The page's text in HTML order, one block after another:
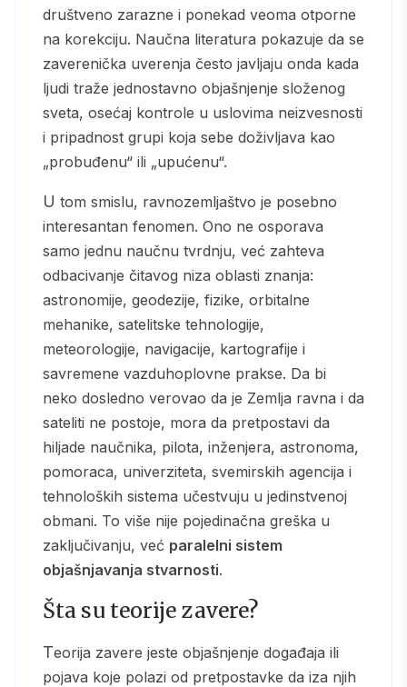
društveno zarazne i ponekad veoma otporne
na korekciju. Naučna literatura pokazuje da se
zaverenička uverenja često javljaju onda kada
ljudi traže jednostavno objašnjenje složenog
sveta, osećaj kontrole u uslovima neizvesnosti
i pripadnost grupi koja sebe doživljava kao
„probuđenu“ ili „upućenu“.
U tom smislu, ravnozemljaštvo je posebno
interesantan fenomen. Ono ne osporava
samo jednu naučnu tvrdnju, već zahteva
odbacivanje čitavog niza oblasti znanja:
astronomije, geodezije, fizike, orbitalne
mehanike, satelitske tehnologije,
meteorologije, navigacije, kartografije i
savremene vazduhoplovne prakse. Da bi
neko dosledno verovao da je Zemlja ravna i da
sateliti ne postoje, mora da pretpostavi da
hiljade naučnika, pilota, inženjera, astronoma,
pomoraca, univerziteta, svemirskih agencija i
tehnoloških sistema učestvuju u jedinstvenoj
obmani. To više nije pojedinačna greška u
zaključivanju, već paralelni sistem
objašnjavanja stvarnosti.
Šta su teorije zavere?
Teorija zavere jeste objašnjenje događaja ili
pojava koje polazi od pretpostavke da iza njih